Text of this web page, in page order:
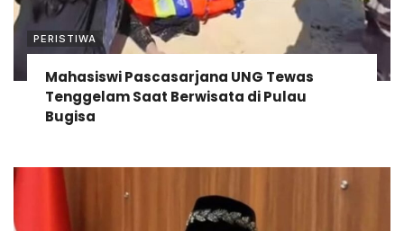
PERISTIWA
Mahasiswi Pascasarjana UNG Tewas
Tenggelam Saat Berwisata di Pulau
Bugisa